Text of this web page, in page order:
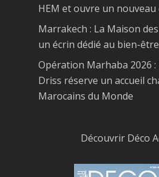
HEM et ouvre un
Marrakech : La Maison
un écrin dédié au bien-être
Opération Marhaba 2026
Driss réserve un accueil
Marocains du Monde
Découvrir Déco